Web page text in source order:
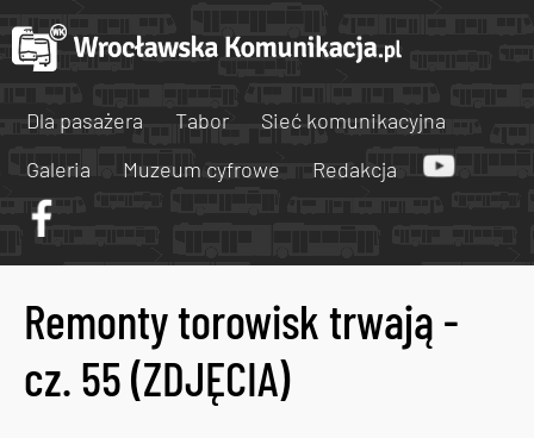
Dla pasażera Tabor
Sieć komunikacyjna
Galeria
Muzeum cyfrowe Redakcja
Remonty torowisk trwają -
cz. 55 (ZDJĘCIA)